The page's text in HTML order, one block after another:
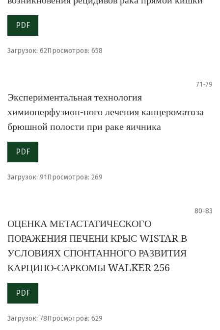
PDF
Загрузок: 62Просмотров: 658
71-79
Экспериментальная технология
химиоперфузион-ного лечения канцероматоза
брюшной полости при раке яичника
PDF
Загрузок: 91Просмотров: 269
80-83
ОЦЕНКА МЕТАСТАТИЧЕСКОГО
ПОРАЖЕНИЯ ПЕЧЕНИ КРЫС WISTAR В
УСЛОВИЯХ СПОНТАННОГО РАЗВИТИЯ
КАРЦИНО-САРКОМЫ WALKER 256
PDF
Загрузок: 78Просмотров: 629